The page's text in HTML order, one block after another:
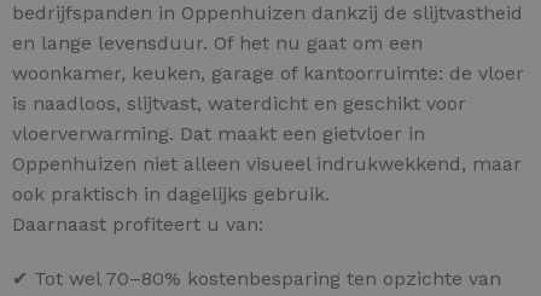
bedrijfspanden in Oppenhuizen dankzij de slijtvastheid
en lange levensduur. Of het nu gaat om een
woonkamer, keuken, garage of kantoorruimte: de vloer
is naadloos, slijtvast, waterdicht en geschikt voor
vloerverwarming. Dat maakt een gietvloer in
Oppenhuizen niet alleen visueel indrukwekkend, maar
ook praktisch in dagelijks gebruik.
Daarnaast profiteert u van:
✔ Tot wel 70–80% kostenbesparing ten opzichte van